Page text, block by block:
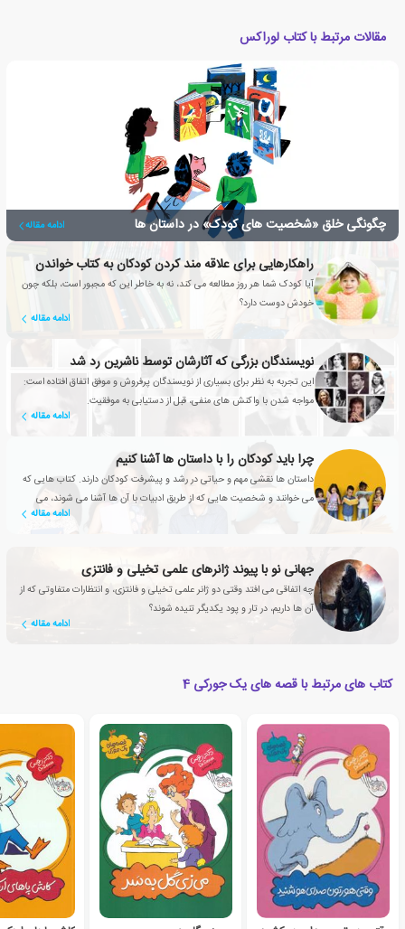
مقالات مرتبط با کتاب لوراکس
چگونگی خلق «شخصیت های کودک» در داستان ها ادامه مقاله
راهکارهایی برای علاقه مند کردن کودکان به کتاب خواندن
آیا کودک شما هر روز مطالعه می کند، نه به خاطر این که مجبور است، بلکه چون
خودش دوست دارد؟
ادامه مقاله
نویسندگان بزرگی که آثارشان توسط ناشرین رد شد
این تجربه به نظر برای بسیاری از نویسندگان پرفروش و موفق اتفاق افتاده است:
مواجه شدن با واکنش های منفی، قبل از دستیابی به موفقیت.
ادامه مقاله
چرا باید کودکان را با داستان ها آشنا کنیم
داستان ها نقشی مهم و حیاتی در رشد و پیشرفت کودکان دارند. کتاب هایی که
می خوانند و شخصیت هایی که از طریق ادبیات با آن ها آشنا می شوند، می
ادامه مقاله
جهانی نو با پیوند ژانرهای علمی تخیلی و فانتزی
چه اتفاقی می افتد وقتی دو ژانر علمی تخیلی و فانتزی، و انتظارات متفاوتی که از
آن ها داریم، در تار و پود یکدیگر تنیده شوند؟
ادامه مقاله
کتاب های مرتبط با قصه های یک جورکی 4